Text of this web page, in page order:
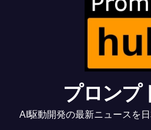
プロンプ
AI駆動開発の最新ニュースを